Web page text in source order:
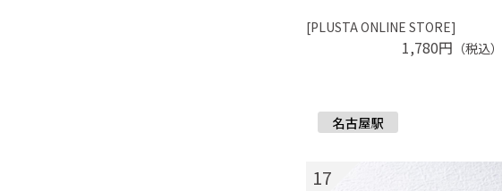
[PLUSTA ONLINE STORE]
1,780円 （税込）
17